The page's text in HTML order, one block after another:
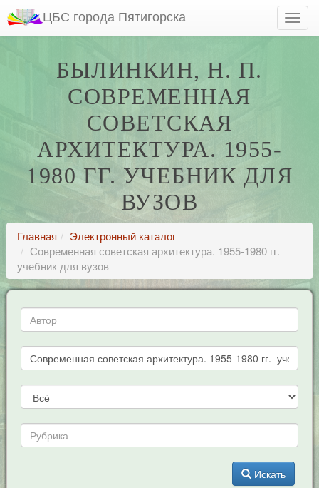
ЦБС города Пятигорска
БЫЛИНКИН, Н. П.
СОВРЕМЕННАЯ
СОВЕТСКАЯ
АРХИТЕКТУРА. 1955-
1980 ГГ. УЧЕБНИК ДЛЯ
ВУЗОВ
Главная
Электронный каталог
Современная советская архитектура. 1955-1980 гг.
учебник для вузов
Искать